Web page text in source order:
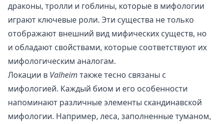
драконы, тролли и гоблины, которые в мифологии
играют ключевые роли. Эти существа не только
отображают внешний вид мифических существ, но
и обладают свойствами, которые соответствуют их
мифологическим аналогам.
Локации в Valheim также тесно связаны с
мифологией. Каждый биом и его особенности
напоминают различные элементы скандинавской
мифологии. Например, леса, заполненные туманом,